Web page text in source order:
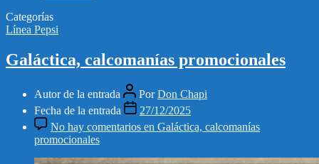
Categorías
Línea Pepsi
Galáctica, calcomanías promocionales
Autor de la entrada PorDon Chapi
Fecha de la entrada
27/12/2025
No hay comentarios en Galáctica, calcomanías
promocionales